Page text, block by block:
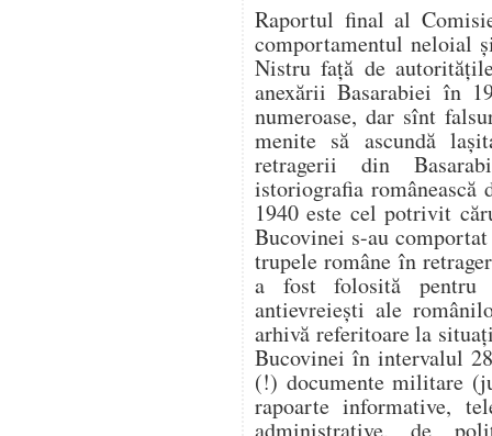
Raportul final al
comportamentul neloial
Nistru față de
anexării Basarabiei în
numeroase, dar sînt
menite să ascundă
retragerii din
istoriografia
1940 este cel potrivit
Bucovinei s-au
trupele române în
a fost folosită pentru
antievreiești ale
arhivă referitoare la
Bucovinei în intervalul
(!) documente militare
rapoarte informative,
administrative, de